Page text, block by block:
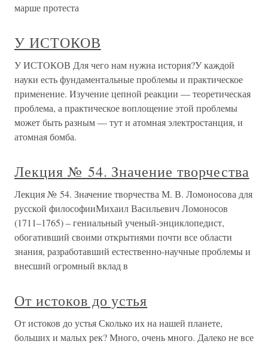
марше протеста
У ИСТОКОВ
У ИСТОКОВ Для чего нам нужна история?У каждой
науки есть фундаментальные проблемы и практическое
применение. Изучение цепной реакции — теоретическая
проблема, а практическое воплощение этой проблемы
может быть разным — тут и атомная электростанция, и
атомная бомба.
Лекция № 54. Значение творчества
Лекция № 54. Значение творчества М. В. Ломоносова для
русской философииМихаил Васильевич Ломоносов
(1711–1765) – гениальный ученый-энциклопедист,
обогативший своими открытиями почти все области
знания, разработавший естественно-научные проблемы и
внесший огромный вклад в
От истоков до устья
От истоков до устья Сколько их на нашей планете,
больших и малых рек? Много, очень много. Далеко не все